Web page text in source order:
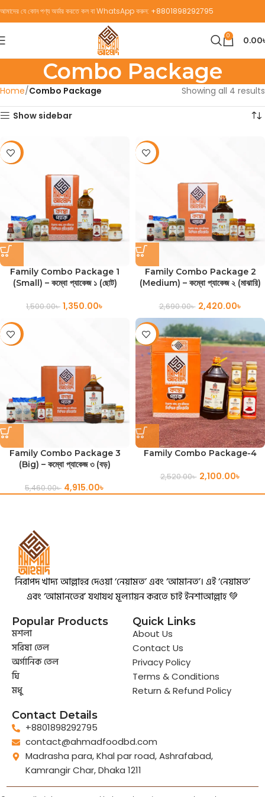
আমাদের যে কোন পণ্য অর্ডার করতে কল বা WhatsApp করুন: +8801898292795
0 0.00
Combo Package
Home Combo Package Showing all 4 results
Show sidebar
-10%
Family Combo Package 1
(Small) – কম্বো প্যাকেজ ১ (ছোট)
1,500.00৳ 1,350.00৳
-10%
Family Combo Package 2
(Medium) – কম্বো প্যাকেজ ২ (মাঝারি)
2,690.00৳ 2,420.00৳
-10%
Family Combo Package 3
(Big) – কম্বো প্যাকেজ ৩ (বড়)
5,460.00৳ 4,915.00৳
-17%
Family Combo Package-4
2,520.00৳ 2,100.00৳
নিরাপদ খাদ্য আল্লাহর দেওয়া ‘নেয়ামত’ এবং ‘আমানত’। এই ‘নেয়ামত’
এবং ‘আমানতের’ যথাযথ মূল্যায়ন করতে চাই ইনশাআল্লাহ 💚
Popular Products
মশলা
সরিষা তেল
অর্গানিক তেল
ঘি
মধু
Quick Links
About Us
Contact Us
Privacy Policy
Terms & Conditions
Return & Refund Policy
Contact Details
+8801898292795
contact@ahmadfoodbd.com
Madrasha para, Khal par road, Ashrafabad,
Kamrangir Char, Dhaka 1211